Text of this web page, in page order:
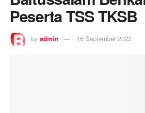
Peserta TSS TKSB
by admin 16 September 2022